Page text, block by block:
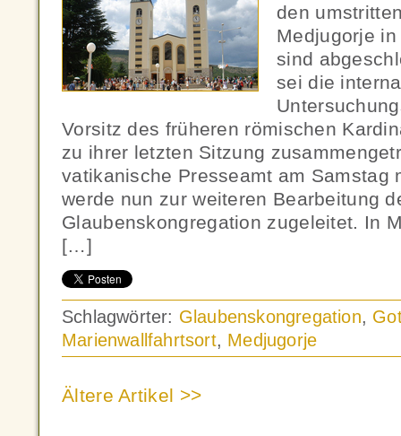
den
Medjugorje
sind
sei die
Vorsitz des früheren römischen
zu ihrer letzten Sitzung
vatikanische Presseamt am Samstag
werde nun zur weiteren Bearbeitung
Glaubenskongregation zugeleitet. In
[…]
Schlagwörter: Glaubenskongregation,
Marienwallfahrtsort, Medjugorje
Ältere Artikel >>